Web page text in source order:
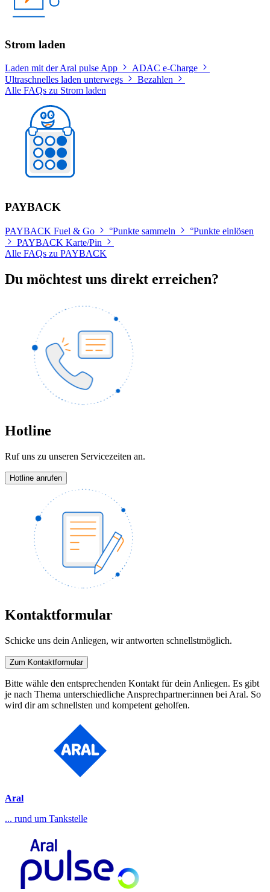
Strom laden
Laden mit der Aral pulse App
ADAC e-Charge
Ultraschnelles laden unterwegs
Bezahlen
Alle FAQs zu Strom laden
PAYBACK
PAYBACK Fuel & Go °Punkte sammeln
°Punkte einlösen
PAYBACK Karte/Pin
Alle FAQs zu PAYBACK
Du möchtest uns direkt erreichen?
Hotline
Ruf uns zu unseren Servicezeiten an.
Hotline anrufen
Kontaktformular
Schicke uns dein Anliegen, wir antworten schnellstmöglich.
Zum Kontaktformular
Bitte wähle den entsprechenden Kontakt für dein Anliegen. Es gibt
je nach Thema unterschiedliche Ansprechpartner:innen bei Aral. So
wird dir am schnellsten und kompetent geholfen.
Aral
... rund um Tankstelle